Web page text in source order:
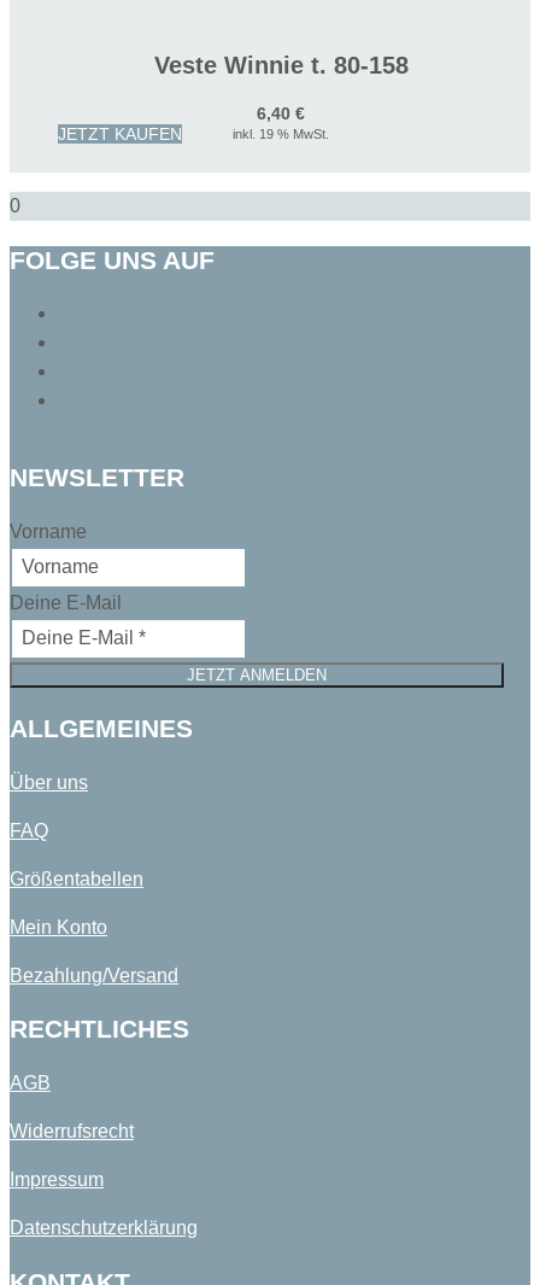
Veste Winnie t. 80-158
6,40€
inkl. 19 % MwSt.
JETZT KAUFEN
0
FOLGE UNS AUF
NEWSLETTER
Vorname
Deine E-Mail
JETZT ANMELDEN
ALLGEMEINES
Über uns
FAQ
Größentabellen
Mein Konto
Bezahlung/Versand
RECHTLICHES
AGB
Widerrufsrecht
Impressum
Datenschutzerklärung